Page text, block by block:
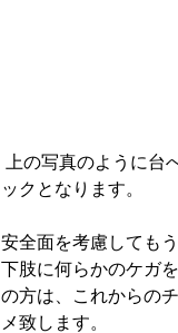
ックとなります。
安全面を考慮しても
下肢に何らかのケガ
の方は、これからの
メ致します。